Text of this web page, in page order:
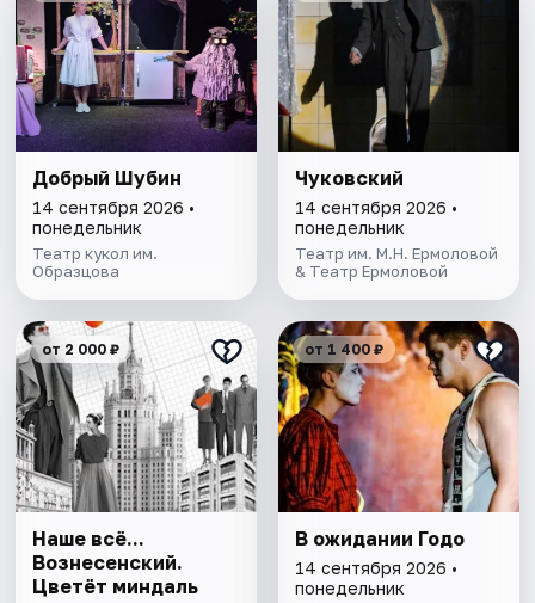
Добрый Шубин
14 сентября 2026 •
понедельник
Театр кукол им.
Образцова
Чуковский
14 сентября 2026 •
понедельник
Театр им. М.Н. Ермоловой
& Театр Ермоловой
от 2 000 ₽
Наше всё...
Вознесенский.
Цветёт миндаль
от 1 400 ₽
В ожидании Годо
14 сентября 2026 •
понедельник